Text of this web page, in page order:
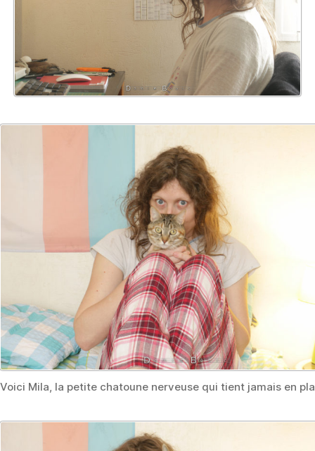
Voici Mila, la petite chatoune nerveuse qui tient jamais en